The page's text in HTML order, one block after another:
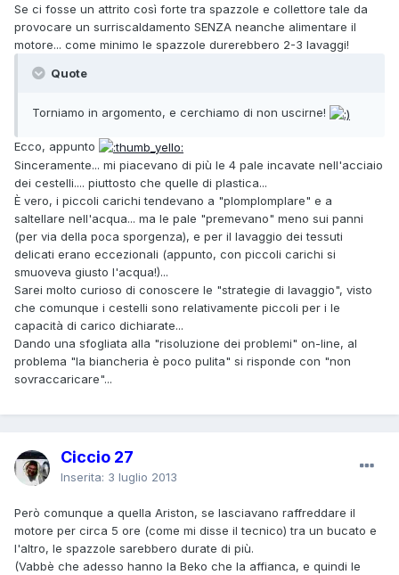
Se ci fosse un attrito così forte tra spazzole e collettore tale da
provocare un surriscaldamento SENZA neanche alimentare il
motore... come minimo le spazzole durerebbero 2-3 lavaggi!
Quote
Torniamo in argomento, e cerchiamo di non uscirne!
Ecco, appunto
Sinceramente... mi piacevano di più le 4 pale incavate nell'acciaio
dei cestelli.... piuttosto che quelle di plastica...
È vero, i piccoli carichi tendevano a "plomplomplare" e a
saltellare nell'acqua... ma le pale "premevano" meno sui panni
(per via della poca sporgenza), e per il lavaggio dei tessuti
delicati erano eccezionali (appunto, con piccoli carichi si
smuoveva giusto l'acqua!)...
Sarei molto curioso di conoscere le "strategie di lavaggio", visto
che comunque i cestelli sono relativamente piccoli per i le
capacità di carico dichiarate...
Dando una sfogliata alla "risoluzione dei problemi" on-line, al
problema "la biancheria è poco pulita" si risponde con "non
sovraccaricare"...
Ciccio 27
Inserita: 3 luglio 2013
Però comunque a quella Ariston, se lasciavano raffreddare il
motore per circa 5 ore (come mi disse il tecnico) tra un bucato e
l'altro, le spazzole sarebbero durate di più.
(Vabbè che adesso hanno la Beko che la affianca, e quindi le